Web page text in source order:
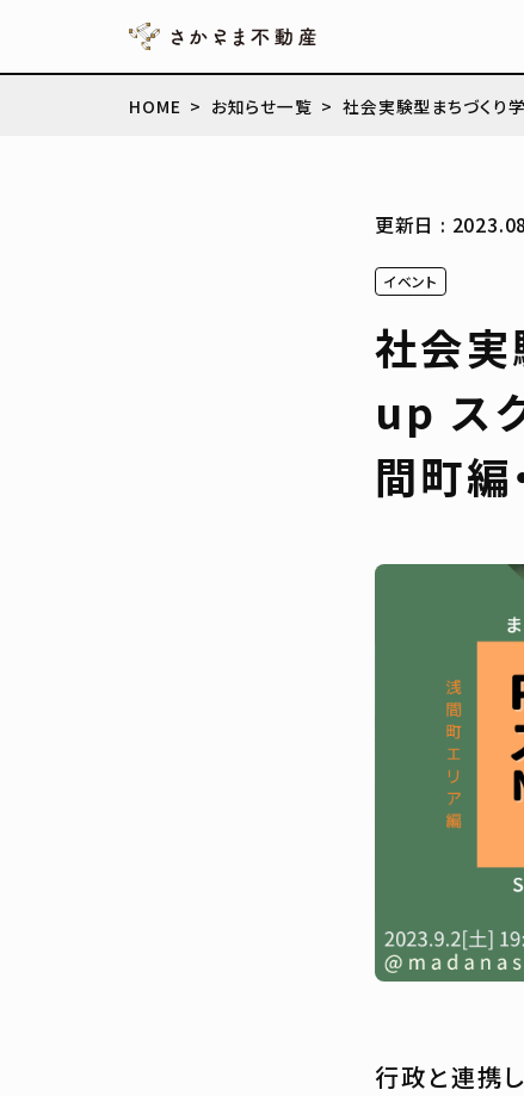
HOME お知らせ一覧 社会実験型まちづくり
更新日 :
イベント
社会実
up ス
間町編
行政と連携